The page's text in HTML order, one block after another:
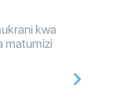
kwa
matumizi